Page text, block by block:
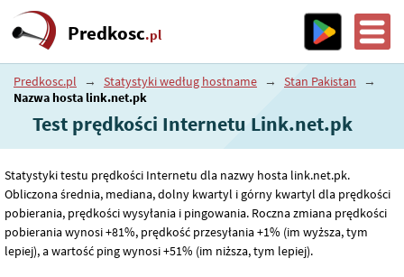
Predkosc.pl
Predkosc.pl → Statystyki według hostname → Stan Pakistan
→
Nazwa hosta link.net.pk
Test prędkości Internetu Link.net.pk
Statystyki testu prędkości Internetu dla nazwy hosta link.net.pk.
Obliczona średnia, mediana, dolny kwartyl i górny kwartyl dla prędkości
pobierania, prędkości wysyłania i pingowania. Roczna zmiana prędkości
pobierania wynosi +81%, prędkość przesyłania +1% (im wyższa, tym
lepiej), a wartość ping wynosi +51% (im niższa, tym lepiej).